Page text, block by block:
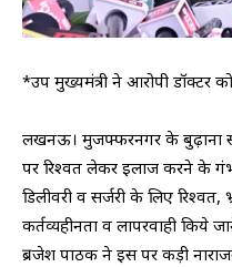
*उप मुख्यमंत्री ने आरोपी डॉक्टर
लखनऊ। मुजफ्फरनगर के बुढ़ाना
पर रिश्वत लेकर इलाज करने के
डिलीवरी व सर्जरी के लिए रिश्वत,
कर्तव्यहीनता व लापरवाही किये
ब्रजेश पाठक ने इस पर कड़ी